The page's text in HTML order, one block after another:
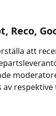
Reco,
att
av